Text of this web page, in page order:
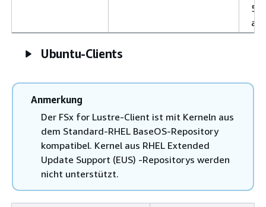
Ubuntu-Clients
Anmerkung
Der FSx for Lustre-Client ist mit Kerneln aus
dem Standard-RHEL BaseOS-Repository
kompatibel. Kernel aus RHEL Extended
Update Support (EUS) -Repositorys werden
nicht unterstützt.